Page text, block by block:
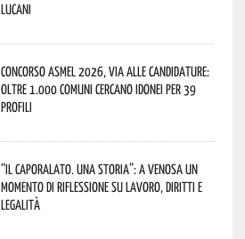
lucani
Concorso Asmel 2026, via alle candidature:
oltre 1.000 Comuni cercano idonei per 39
profili
“Il caporalato. Una storia”: a Venosa un
momento di riflessione su lavoro, diritti e
legalità